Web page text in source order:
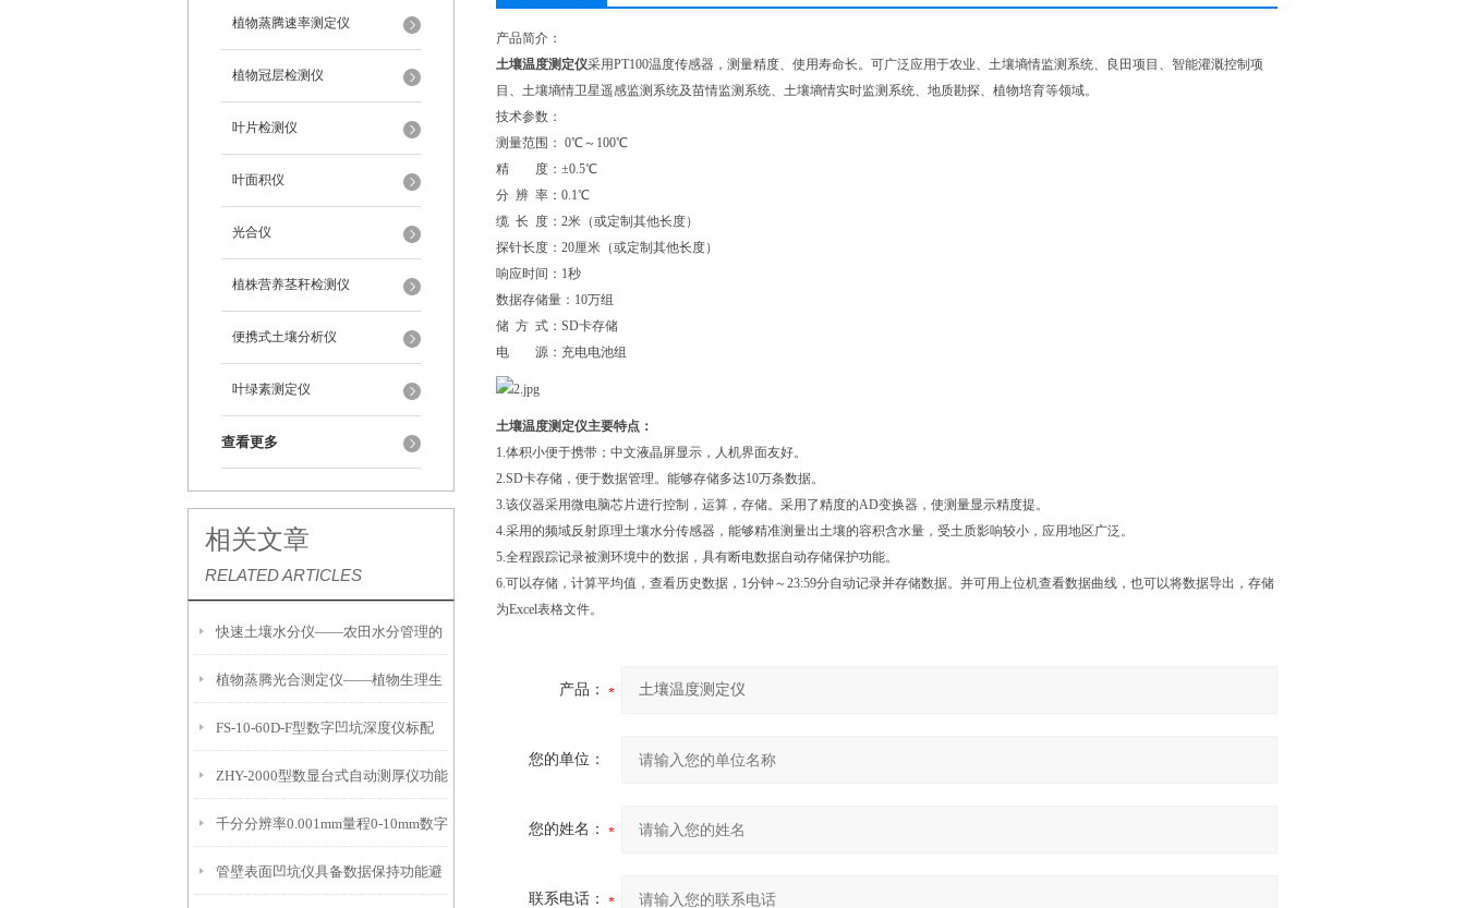
植物蒸腾速率测定仪
植物冠层检测仪
叶片检测仪
叶面积仪
光合仪
植株营养茎秆检测仪
便携式土壤分析仪
叶绿素测定仪
查看更多
相关文章
RELATED ARTICLES
快速土壤水分仪——农田水分管理的
便携式检测工具
植物蒸腾光合测定仪——植物生理生
态的实时监测设备
FS-10-60D-F型数字凹坑深度仪标配
IP54级表头分辨率0.01mm量程
10mm！
ZHY-2000型数显台式自动测厚仪功能
特点
千分分辨率0.001mm量程0-10mm数字
埋头度仪技术参数！
管壁表面凹坑仪具备数据保持功能避
产品简介：
土壤温度测定仪采用PT100温度传感器，测量精度、使用寿命长。可广泛应用于农业、土壤墒情监测系统、良田项目、智能灌溉控制项
目、土壤墒情卫星遥感监测系统及苗情监测系统、土壤墒情实时监测系统、地质勘探、植物培育等领域。
技术参数：
测量范围： 0℃～100℃
精 度：±0.5℃
分 辨 率：0.1℃
缆 长 度：2米（或定制其他长度）
探针长度：20厘米（或定制其他长度）
响应时间：1秒
数据存储量：10万组
储 方 式：SD卡存储
电 源：充电电池组
土壤温度测定仪主要特点：
1.体积小便于携带；中文液晶屏显示，人机界面友好。
2.SD卡存储，便于数据管理。能够存储多达10万条数据。
3.该仪器采用微电脑芯片进行控制，运算，存储。采用了精度的AD变换器，使测量显示精度提。
4.采用的频域反射原理土壤水分传感器，能够精准测量出土壤的容积含水量，受土质影响较小，应用地区广泛。
5.全程跟踪记录被测环境中的数据，具有断电数据自动存储保护功能。
6.可以存储，计算平均值，查看历史数据，1分钟～23:59分自动记录并存储数据。并可用上位机查看数据曲线，也可以将数据导出，存储
为Excel表格文件。
产品：
您的单位：
您的姓名：
联系电话：